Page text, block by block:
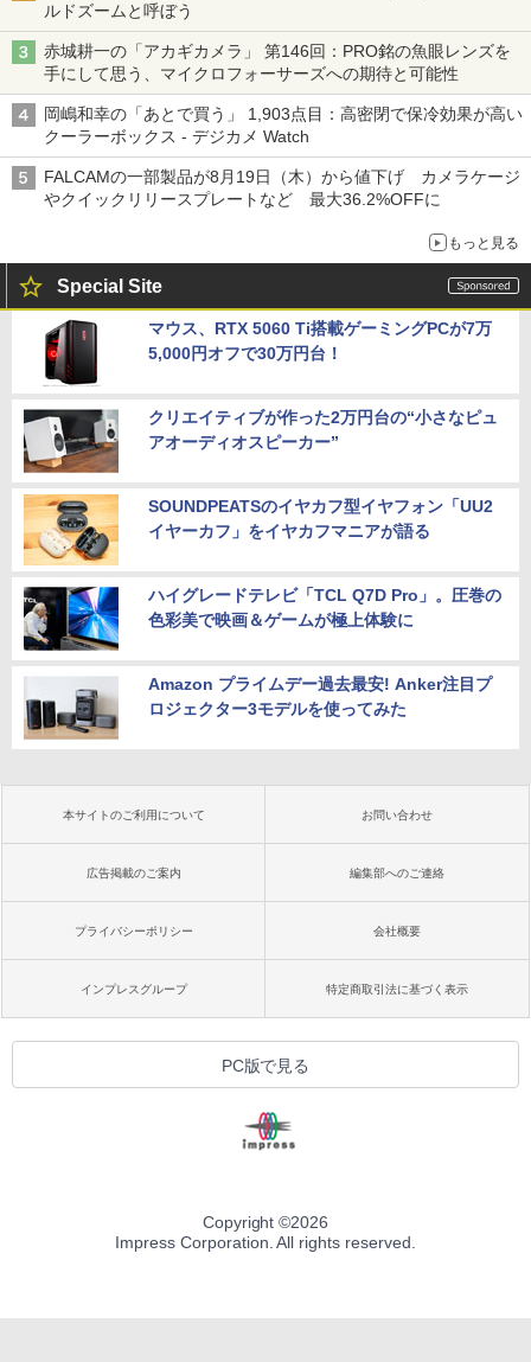
ルドズームと呼ぼう
赤城耕一の「アカギカメラ」 第146回：PRO銘の魚眼レンズを
手にして思う、マイクロフォーサーズへの期待と可能性
岡嶋和幸の「あとで買う」 1,903点目：高密閉で保冷効果が高い
クーラーボックス - デジカメ Watch
FALCAMの一部製品が8月19日（木）から値下げ カメラケージ
やクイックリリースプレートなど 最大36.2%OFFに
もっと見る
Special Site
マウス、RTX 5060 Ti搭載ゲーミングPCが7万
5,000円オフで30万円台！
クリエイティブが作った2万円台の“小さなピュ
アオーディオスピーカー”
SOUNDPEATSのイヤカフ型イヤフォン「UU2
イヤーカフ」をイヤカフマニアが語る
ハイグレードテレビ「TCL Q7D Pro」。圧巻の
色彩美で映画＆ゲームが極上体験に
Amazon プライムデー過去最安! Anker注目プ
ロジェクター3モデルを使ってみた
本サイトのご利用について お問い合わせ
広告掲載のご案内 編集部へのご連絡
プライバシーポリシー 会社概要
インプレスグループ 特定商取引法に基づく表示
PC版で見る
Copyright ©2026
Impress Corporation. All rights reserved.